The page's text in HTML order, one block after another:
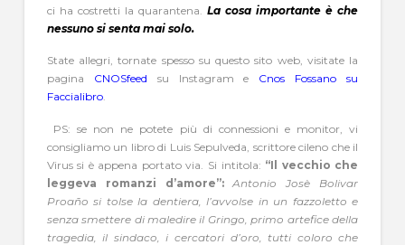
ci ha costretti la quarantena.La cosa importante è che
nessuno si senta mai solo.
State allegri, tornate spesso su questo sito web, visitate la
pagina CNOSfeed su Instagram e Cnos Fossano su
Faccialibro.
PS: se non ne potete più di connessioni e monitor, vi
consigliamo un libro di Luis Sepulveda, scrittore cileno che il
Virus si è appena portato via. Si intitola: “Il vecchio che
leggeva romanzi d’amore”:Antonio Josè Bolivar
Proaño si tolse la dentiera, l’avvolse in un fazzoletto e
senza smettere di maledire il Gringo, primo artefice della
tragedia, il sindaco, i cercatori d’oro, tutti coloro che